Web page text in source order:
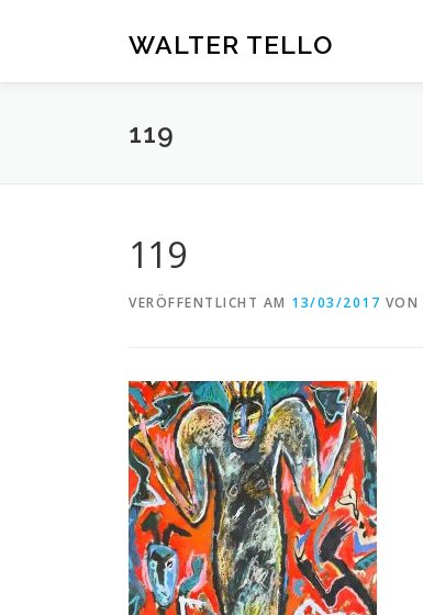
WALTER TELLO
119
119
VERÖFFENTLICHT AM 13/03/2017 VON